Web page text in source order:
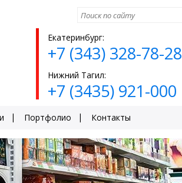
Екатеринбург:
+7 (343) 328-78-28
Нижний Тагил:
+7 (3435) 921-000
Портфолио Контакты